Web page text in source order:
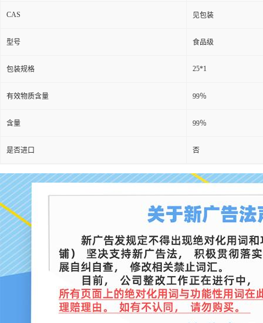
CAS 见包装
型号 食品级
包装规格 25*1
有效物质含量 99％
含量 99％
是否进口 否